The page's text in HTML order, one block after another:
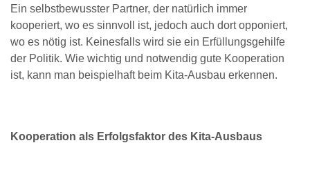
Ein selbstbewusster Partner, der natürlich immer
kooperiert, wo es sinnvoll ist, jedoch auch dort opponiert,
wo es nötig ist. Keinesfalls wird sie ein Erfüllungsgehilfe
der Politik. Wie wichtig und notwendig gute Kooperation
ist, kann man beispielhaft beim Kita-Ausbau erkennen.
Kooperation als Erfolgsfaktor des Kita-Ausbaus